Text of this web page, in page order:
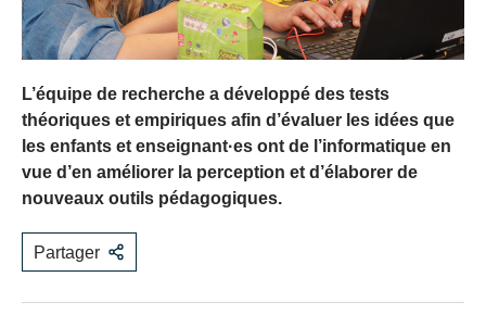
L’équipe de recherche a développé des tests
théoriques et empiriques afin d’évaluer les idées que
les enfants et enseignant·es ont de l’informatique en
vue d’en améliorer la perception et d’élaborer de
nouveaux outils pédagogiques.
Partager